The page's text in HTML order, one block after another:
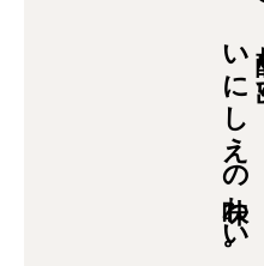
いにしえの味わい。